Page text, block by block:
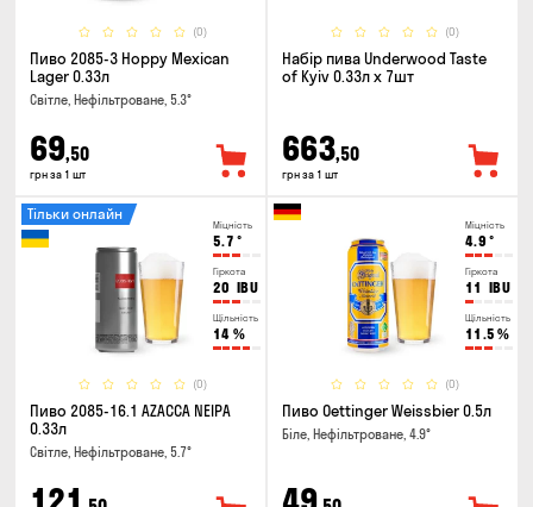
(0)
Пиво 2085-3 Hoppy Mexican
Lager 0.33л
Світле, Нефільтроване, 5.3°
69,50
грн за 1 шт
(0)
Набір пива Underwood Taste
of Kyiv 0.33л x 7шт
663,50
грн за 1 шт
Міцність
5.7 °
Гіркота
20 IBU
Щільність
14 %
(0)
Тільки онлайн
Пиво 2085-16.1 AZACCA NEIPA
0.33л
Світле, Нефільтроване, 5.7°
Міцність
4.9 °
Гіркота
11 IBU
Щільність
11.5 %
(0)
Пиво Oettinger Weissbier 0.5л
Біле, Нефільтроване, 4.9°